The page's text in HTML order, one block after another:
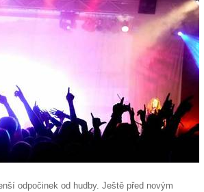
odpočinek od hudby. Ještě před novým